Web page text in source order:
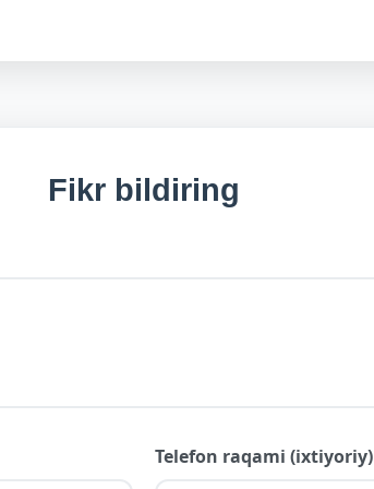
Fikr bildiring
Telefon raqami (ixtiyoriy)